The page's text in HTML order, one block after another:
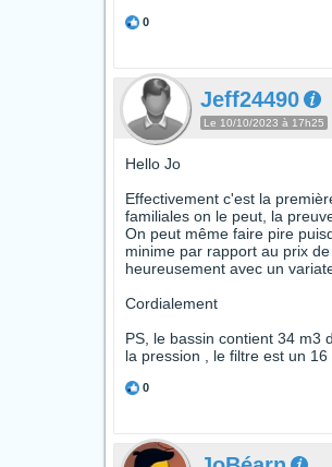
0
Jeff24490
Le 10/10/2023 à 17h25
Hello Jo
Effectivement c'est la
familiales on le peut, la
On peut même faire pire
minime par rapport au prix
heureusement avec un
Cordialement
PS, le bassin contient 34 m3
la pression , le filtre est un
0